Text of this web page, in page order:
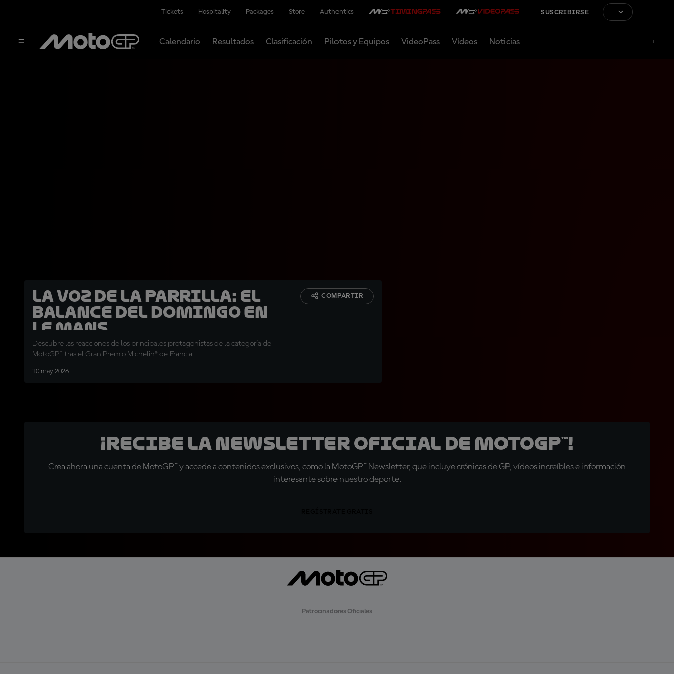
Tickets Hospitality Packages Store Authentics SUSCRIBIRSE
Calendario Resultados Clasificación Pilotos y Equipos VideoPass Vídeos Noticias
La voz de la parrilla: El
balance del domingo en
Le Mans
Descubre las reacciones de los principales protagonistas de la categoría de
MotoGP™ tras el Gran Premio Michelin® de Francia
10 may 2026
COMPARTIR
¡Recibe la Newsletter oficial de MotoGP™!
Crea ahora una cuenta de MotoGP™ y accede a contenidos exclusivos, como la MotoGP™ Newsletter, que incluye crónicas de GP, vídeos increíbles e información
interesante sobre nuestro deporte.
Patrocinadores Oficiales